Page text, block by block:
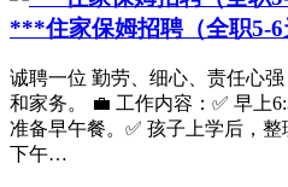
***住家保姆招聘（全职5-
诚聘一位 勤劳、细心、责任心
和家务。 💼 工作内容：✅ 早上
准备早午餐。✅ 孩子上学后，
下午…